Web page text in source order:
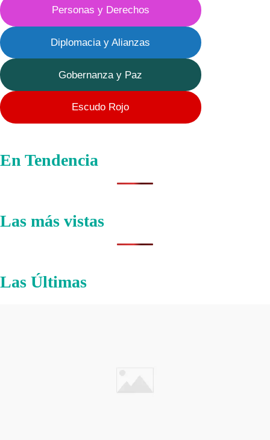
Personas y Derechos
Diplomacia y Alianzas
Gobernanza y Paz
Escudo Rojo
En Tendencia
Las más vistas
Las Últimas